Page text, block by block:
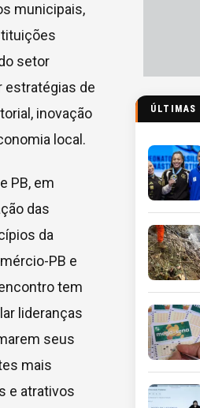
municipais,
setor
estratégias de
inovação
local.
PB, em
das
da
PB e
tem
lideranças
seus
mais
e atrativos